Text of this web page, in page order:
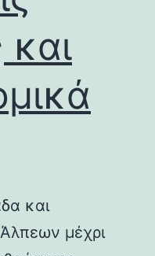
και
και
μέχρι